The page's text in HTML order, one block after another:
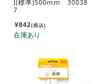
J(標準)500mm 30038
7
¥842(税込)